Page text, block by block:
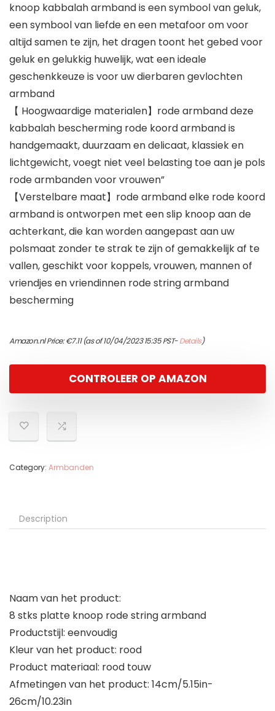
knoop kabbalah armband is een symbool van geluk,
een symbool van liefde en een metafoor om voor
altijd samen te zijn, het dragen toont het gebed voor
geluk en gelukkig huwelijk, wat een ideale
geschenkkeuze is voor uw dierbaren gevlochten
armband
【 Hoogwaardige materialen】rode armband deze
kabbalah bescherming rode koord armband is
handgemaakt, duurzaam en delicaat, klassiek en
lichtgewicht, voegt niet veel belasting toe aan je pols
rode armbanden voor vrouwen”
【Verstelbare maat】rode armband elke rode koord
armband is ontworpen met een slip knoop aan de
achterkant, die kan worden aangepast aan uw
polsmaat zonder te strak te zijn of gemakkelijk af te
vallen, geschikt voor koppels, vrouwen, mannen of
vriendjes en vriendinnen rode string armband
bescherming
Amazon.nl Price:€7.11(as of 10/04/2023 15:35 PST-Details)
CONTROLEER OP AMAZON
Category: Armbanden
Description
Naam van het product:
8 stks platte knoop rode string armband
Productstijl: eenvoudig
Kleur van het product: rood
Product materiaal: rood touw
Afmetingen van het product: 14cm/5.15in-
26cm/10.23in